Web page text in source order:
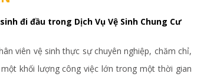
đi đầu trong Dịch Vụ Vệ Sinh Chung Cư
viên vệ sinh thực sự chuyên nghiệp, chăm chỉ,
khối lượng công việc lớn trong một thời gian